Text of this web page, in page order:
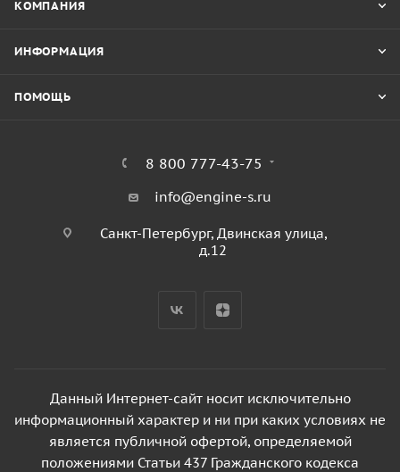
КОМПАНИЯ
ИНФОРМАЦИЯ
ПОМОЩЬ
8 800 777-43-75
info@engine-s.ru
Санкт-Петербург, Двинская улица,
д.12
Данный Интернет-сайт носит исключительно
информационный характер и ни при каких условиях не
является публичной офертой, определяемой
положениями Статьи 437 Гражданского кодекса